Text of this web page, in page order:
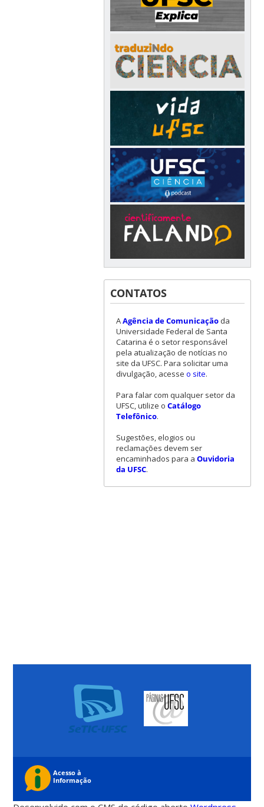
CONTATOS
AAgência de Comunicaçãoda
Universidade Federal de Santa
Catarina é o setor responsável
pela atualização de notícias no
site da UFSC. Para solicitar uma
divulgação, acesse o site.
Para falar com qualquer setor da
UFSC, utilize o Catálogo
Telefônico.
Sugestões, elogios ou
reclamações devem ser
encaminhados para a Ouvidoria
da UFSC.